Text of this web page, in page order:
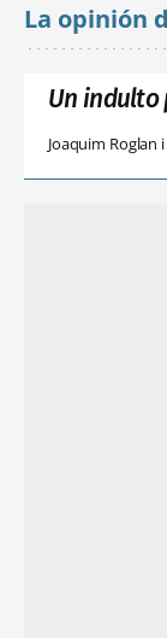
La opinión
Un indulto
Joaquim Roglan